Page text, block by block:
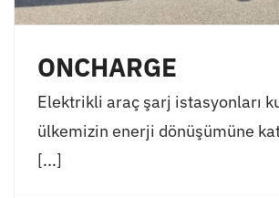
ONCHARGE
Elektrikli araç şarj istasyonları
ülkemizin enerji dönüşümüne
[...]